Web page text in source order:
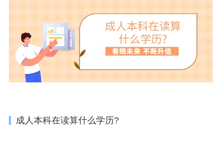
成人本科在读算什么学历?